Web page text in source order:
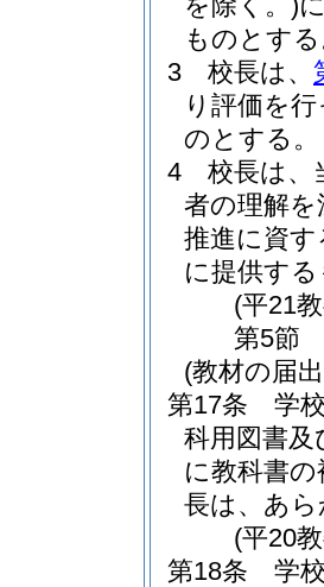
ものとす
3
校長は、
り評価を
のとする。
4
校長は、
者の理解
推進に資
に提供す
(平21
第5節
(教材の届
第17条
学
科用図書
に教科書
長は、あ
(平20
第18条
学